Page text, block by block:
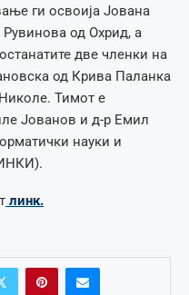
ги освоија Јована
од Охрид, а
две членки на
од Крива Паланка
Тимот е
Јованов и д-р Емил
науки и
линк.